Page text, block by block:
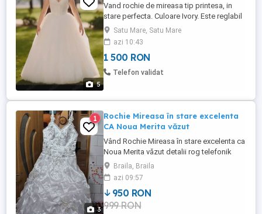
5
Vand rochie de mireasa tip printesa, in
stare perfecta. Culoare Ivory. Este reglabil
cu snur,peste snur este fermoar. (Vezi
poze). Se poate purta de la marimea XS
pana la M fiind reglabil. Rochia este Editie
limitata. Cadou jupon cu cerc nr.1
Satu Mare, Satu Mare
azi 10:43
1 500 RON
Telefon validat
3
1
Rochie Mireasa în stare excelenta
CA Noua Merita văzut
Vând Rochie Mireasa în stare excelenta ca
Noua Merita văzut detalii rog telefonik
fără mesaje pe site nu răspund la ele doar
telefonik pret negociabil
Braila, Braila
azi 09:57
950 RON
999 RON